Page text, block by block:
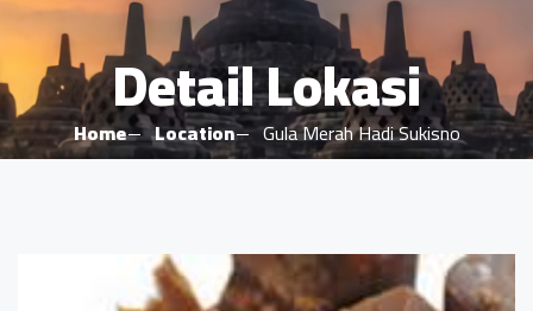
Detail Lokasi
Home Location Gula Merah Hadi Sukisno